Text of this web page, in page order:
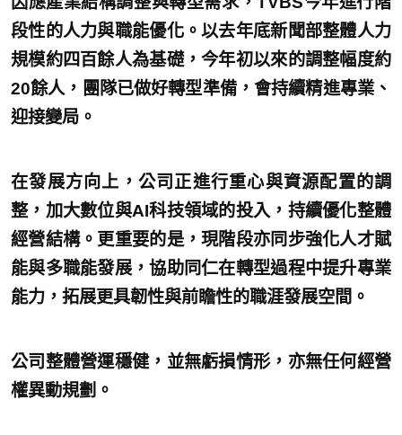
段性的人力與職能優化。以去年底新聞部整體人力
規模約四百餘人為基礎，今年初以來的調整幅度約
20餘人，團隊已做好轉型準備，會持續精進專業、
迎接變局。
在發展方向上，公司正進行重心與資源配置的調
整，加大數位與AI科技領域的投入，持續優化整體
經營結構。更重要的是，現階段亦同步強化人才賦
能與多職能發展，協助同仁在轉型過程中提升專業
能力，拓展更具韌性與前瞻性的職涯發展空間。
公司整體營運穩健，並無虧損情形，亦無任何經營
權異動規劃。